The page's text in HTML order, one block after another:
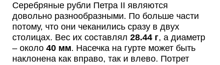
Серебряные рубли Петра II являются
довольно разнообразными. По больше части
потому, что они чеканились сразу в двух
столицах. Вес их составлял 28.44 г, а диаметр
– около 40 мм. Насечка на гурте может быть
наклонена как вправо, так и влево. Потрет